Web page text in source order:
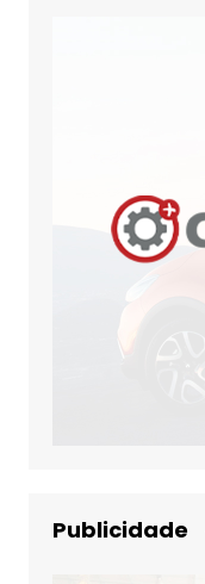
Publicidade